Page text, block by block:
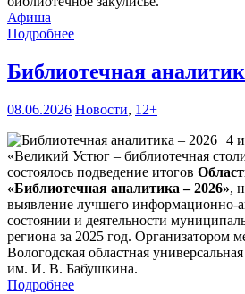
Афиша
Подробнее
Библиотечная
08.06.2026 Новости, 12+
4
«Великий Устюг – библиотечная
состоялось подведение итогов
«Библиотечная аналитика – 2026»,
выявление лучшего информационно-
состоянии и деятельности
региона за 2025 год. Организатором
Вологодская областная
им. И. В. Бабушкина.
Подробнее